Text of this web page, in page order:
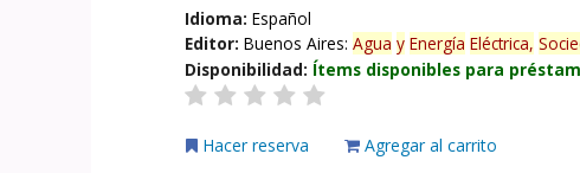
Idioma:Español
Editor:Buenos Aires:Agua y Energía Eléctrica,
Disponibilidad: Ítems disponibles para
Hacer reserva Agregar al carrito